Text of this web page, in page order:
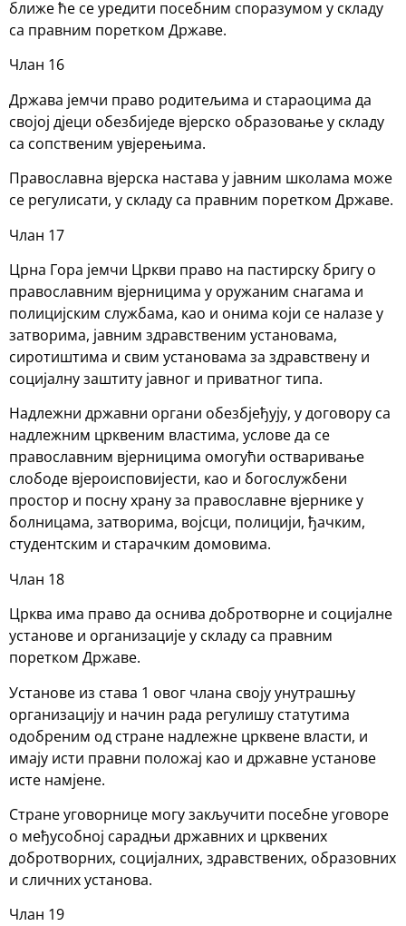
ближе ће се уредити посебним споразумом у складу
са правним поретком Државе.
Члан 16
Држава јемчи право родитељима и стараоцима да
својој дјеци обезбиједе вјерско образовање у складу
са сопственим увјерењима.
Православна вјерска настава у јавним школама може
се регулисати, у складу са правним поретком Државе.
Члан 17
Црна Гора јемчи Цркви право на пастирску бригу о
православним вјерницима у оружаним снагама и
полицијским службама, као и онима који се налазе у
затворима, јавним здравственим установама,
сиротиштима и свим установама за здравствену и
социјалну заштиту јавног и приватног типа.
Надлежни државни органи обезбјеђују, у договору са
надлежним црквеним властима, услове да се
православним вјерницима омогући остваривање
слободе вјероисповијести, као и богослужбени
простор и посну храну за православне вјернике у
болницама, затворима, војсци, полицији, ђачким,
студентским и старачким домовима.
Члан 18
Црква има право да оснива добротворне и социјалне
установе и организације у складу са правним
поретком Државе.
Установе из става 1 овог члана своју унутрашњу
организацију и начин рада регулишу статутима
одобреним од стране надлежне црквене власти, и
имају исти правни положај као и државне установе
исте намјене.
Стране уговорнице могу закључити посебне уговоре
о међусобној сарадњи државних и црквених
добротворних, социјалних, здравствених, образовних
и сличних установа.
Члан 19